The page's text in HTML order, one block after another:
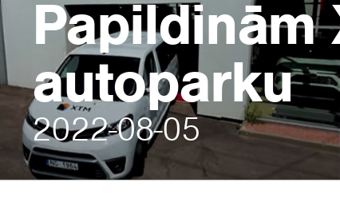
Papildinām
autoparku
2022-08-05